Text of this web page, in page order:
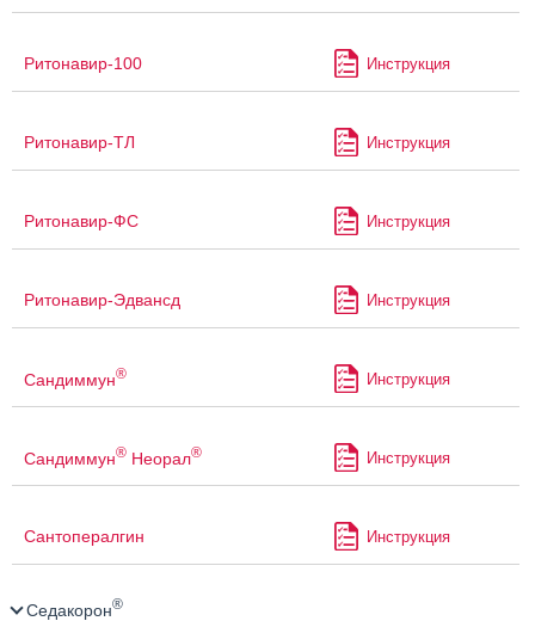
Ритонавир-100 Инструкция
Ритонавир-ТЛ Инструкция
Ритонавир-ФС Инструкция
Ритонавир-Эдвансд Инструкция
Сандиммун® Инструкция
Сандиммун® Неорал® Инструкция
Сантопералгин Инструкция
Седакорон®